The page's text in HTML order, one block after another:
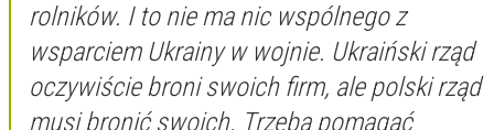
rolników. I to nie ma nic wspólnego z
wsparciem Ukrainy w wojnie. Ukraiński rząd
oczywiście broni swoich firm, ale polski rząd
musi bronić swoich. Trzeba pomagać